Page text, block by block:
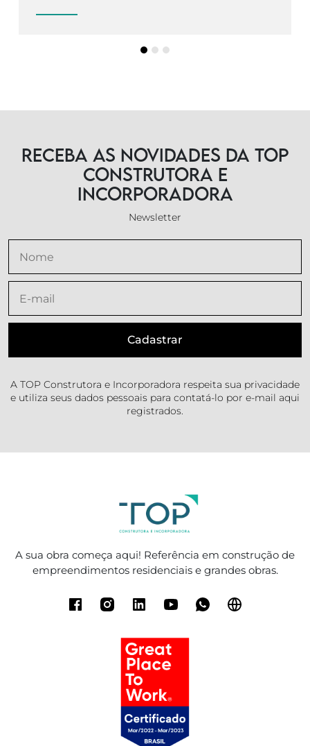
Receba as novidades da TOP
Construtora e
Incorporadora
Newsletter
A TOP Construtora e Incorporadora respeita sua privacidade
e utiliza seus dados pessoais para contatá-lo por e-mail aqui
registrados.
A sua obra começa aqui! Referência em construção de
empreendimentos residenciais e grandes obras.